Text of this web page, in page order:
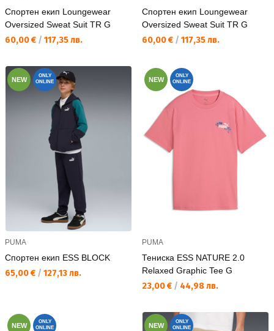
Спортен екип Loungewear
Oversized Sweat Suit TR G
Текуща цена:
60,00 € / 117,35 лв.
Спортен екип Loungewear
Oversized Sweat Suit TR G
Текуща цена:
60,00 € / 117,35 лв.
NEW
ONLY
ONLINE
PUMA
Спортен екип ESS BLOCK
Текуща цена:
65,00 € / 127,13 лв.
NEW
ONLY
ONLINE
PUMA
Тениска ESS NATURE 2.0
Relaxed Graphic Tee G
Текуща цена:
23,00 € / 44,98 лв.
NEW
ONLY
ONLINE
NEW
ONLY
ONLINE